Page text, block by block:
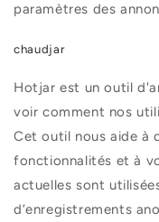
paramètres des
chaudjar
Hotjar est un outil
voir comment nos
Cet outil nous aide à
fonctionnalités et à
actuelles sont
d’enregistrements